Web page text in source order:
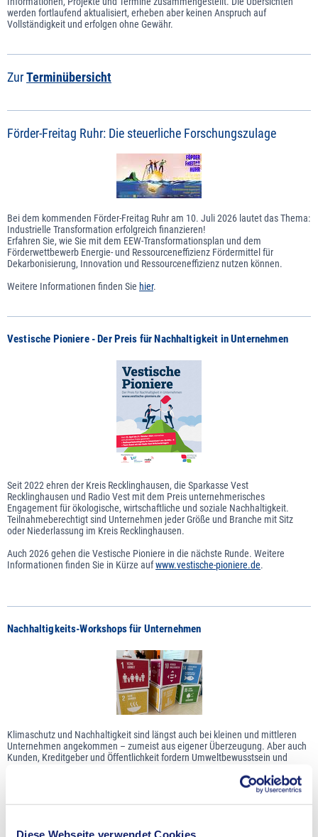
Diese Webseite verwendet Cookies
werden fortlaufend aktualisiert, erheben aber keinen Anspruch auf
Vollständigkeit und erfolgen ohne Gewähr.
Zur Terminübersicht
Förder-Freitag Ruhr: Die steuerliche Forschungszulage
Bei dem kommenden Förder-Freitag Ruhr am 10. Juli 2026 lautet das Thema:
Industrielle Transformation erfolgreich finanzieren!
Erfahren Sie, wie Sie mit dem EEW-Transformationsplan und dem
Förderwettbewerb Energie- und Ressourceneffizienz Fördermittel für
Dekarbonisierung, Innovation und Ressourceneffizienz nutzen können.
Weitere Informationen finden Sie hier.
Vestische Pioniere - Der Preis für Nachhaltigkeit in Unternehmen
Seit 2022 ehren der Kreis Recklinghausen, die Sparkasse Vest
Recklinghausen und Radio Vest mit dem Preis unternehmerisches
Engagement für ökologische, wirtschaftliche und soziale Nachhaltigkeit.
Teilnahmeberechtigt sind Unternehmen jeder Größe und Branche mit Sitz
oder Niederlassung im Kreis Recklinghausen.
Auch 2026 gehen die Vestische Pioniere in die nächste Runde. Weitere
Informationen finden Sie in Kürze aufwww.vestische-pioniere.de.
Nachhaltigkeits-Workshops für Unternehmen
Klimaschutz und Nachhaltigkeit sind längst auch bei kleinen und mittleren
Unternehmen angekommen – zumeist aus eigener Überzeugung. Aber auch
Kunden, Kreditgeber und Öffentlichkeit fordern Umweltbewusstsein und
Die Wirtschaftsförderung des Kreises Recklinghausen bietet interessierten
Unternehmen kostenfreie Workshops zu den Themenfeldern der